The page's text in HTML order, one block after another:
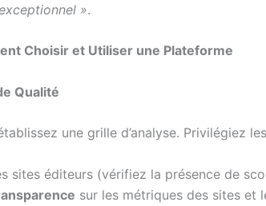
».
Choisir et Utiliser une Plateforme
Qualité
une grille d’analyse. Privilégiez
sites éditeurs (vérifiez la présence de
sur les métriques des sites et